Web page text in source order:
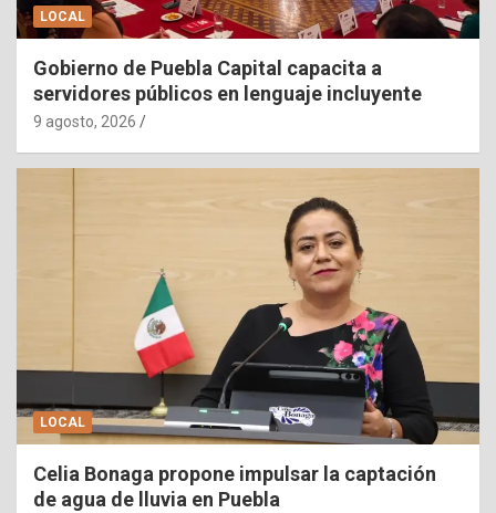
LOCAL
Gobierno de Puebla Capital capacita a
servidores públicos en lenguaje incluyente
9 agosto, 2026
LOCAL
Celia Bonaga propone impulsar la captación
de agua de lluvia en Puebla